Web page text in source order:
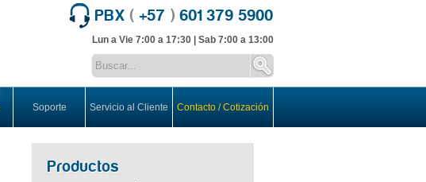
PBX( +57 )601 379 5900
Lun a Vie 7:00 a 17:30 | Sab 7:00 a 13:00
Soporte Servicio al Cliente Contacto / Cotización
Productos